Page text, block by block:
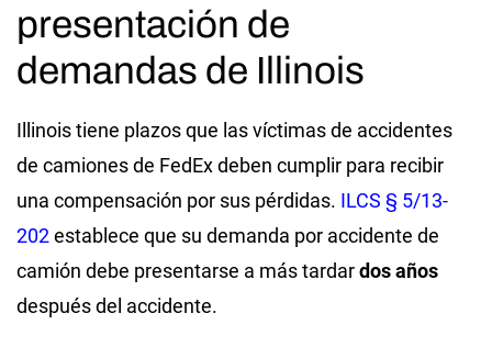
presentación de
demandas de Illinois
Illinois tiene plazos que las víctimas de accidentes
de camiones de FedEx deben cumplir para recibir
una compensación por sus pérdidas. ILCS § 5/13-
202establece que su demanda por accidente de
camión debe presentarse a más tardardos años
después del accidente.